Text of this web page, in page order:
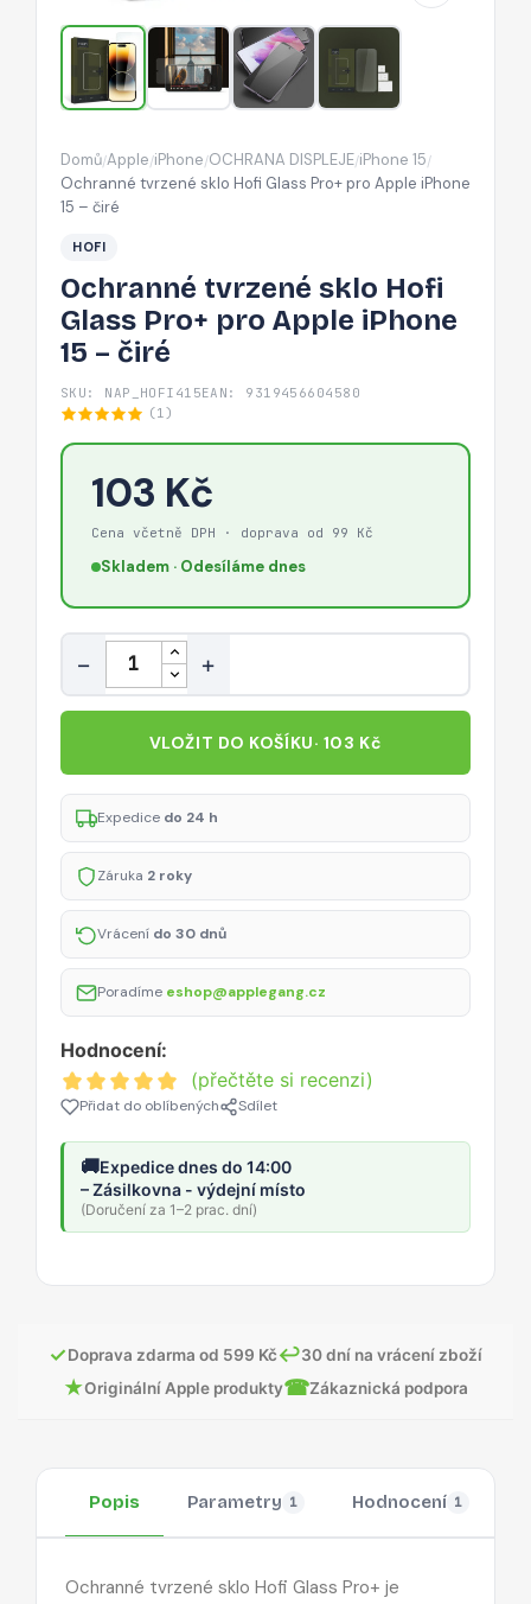
pro
Apple
iPhone
15
čiré
Domů/Apple/iPhone/OCHRANA DISPLEJE/iPhone 15/
Ochranné tvrzené sklo Hofi Glass Pro+ pro Apple iPhone
15 – čiré
HOFI
Ochranné tvrzené sklo Hofi
Glass Pro+ pro Apple iPhone
15 – čiré
SKU: NAP_HOFI415EAN: 9319456604580
(1)
103 Kč
Cena včetně DPH · doprava od 99 Kč
Skladem · Odesíláme dnes
Množství
− +
VLOŽIT DO KOŠÍKU· 103 Kč
Expedice do 24 h
Záruka 2 roky
Vrácení do 30 dnů
Poradíme eshop@applegang.cz
Hodnocení:
(přečtěte si recenzi)
Přidat do oblíbených Sdílet
🚚Expedice dnes do 14:00
– Zásilkovna - výdejní místo
(Doručení za 1–2 prac. dní)
✓Doprava zdarma od 599 Kč↩30 dní na vrácení zboží
★Originální Apple produkty☎Zákaznická podpora
Popis Parametry 1 Hodnocení 1
Ochranné tvrzené sklo Hofi Glass Pro+ je